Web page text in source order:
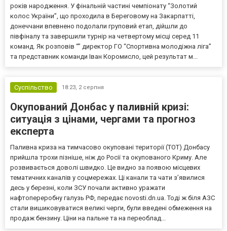
років народження. У фінальній частині чемпіонату “Золотий
колос України”, що проходила в Береговому на Закарпатті,
донеччани впевнено подолали груповий етап, дійшли до
півфіналу та завершили турнір на четвертому місці серед 11
команд. Як розповів “” директор ГО “Спортивна молодіжна ліга”
та представник команди Іван Коромисло, цей результат м...
Суспільство 18:23, 2 серпня
Окупований Донбас у паливній кризі:
ситуація з цінами, чергами та прогноз
експерта
Паливна криза на тимчасово окуповані території (ТОТ) Донбасу
прийшла трохи пізніше, ніж до Росії та окупованого Криму. Але
розвивається доволі швидко. Це видно за появою місцевих
тематичних каналів у соцмережах. Ці канали та чати з’явилися
десь у березні, коли ЗСУ почали активно уражати
нафтопереробну галузь РФ, передає novosti.dn.ua. Тоді ж біля АЗС
стали вишиковуватися великі черги, були введені обмеження на
продаж бензину. Ціни на пальне та на переоблад...